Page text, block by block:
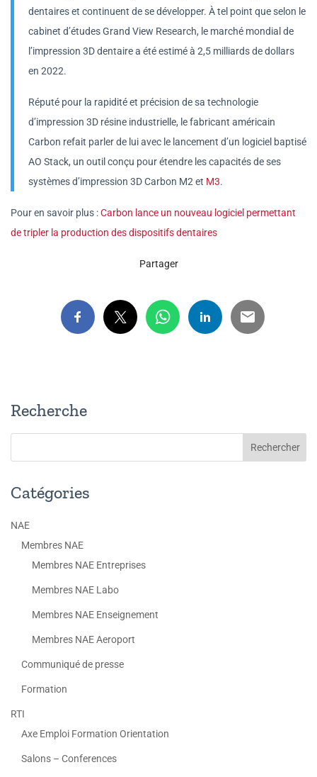
dentaires et continuent de se développer. À tel point que selon le
cabinet d’études Grand View Research, le marché mondial de
l’impression 3D dentaire a été estimé à 2,5 milliards de dollars
en 2022.
Réputé pour la rapidité et précision de sa technologie
d’impression 3D résine industrielle, le fabricant américain
Carbon refait parler de lui avec le lancement d’un logiciel baptisé
AO Stack, un outil conçu pour étendre les capacités de ses
systèmes d’impression 3D Carbon M2 et M3.
Pour en savoir plus :Carbon lance un nouveau logiciel permettant
de tripler la production des dispositifs dentaires
Partager
Recherche
Catégories
NAE
Membres NAE
Membres NAE Entreprises
Membres NAE Labo
Membres NAE Enseignement
Membres NAE Aeroport
Communiqué de presse
Formation
RTI
Axe Emploi Formation Orientation
Salons – Conferences